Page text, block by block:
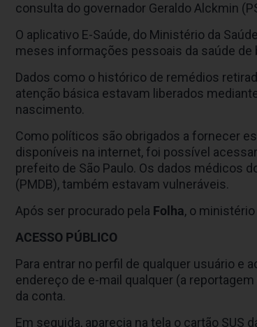
consulta do governador Geraldo Alckmin
O aplicativo E-Saúde, do Ministério da
meses informações pessoais da saúde de
Dados como o histórico de remédios
atenção básica estavam liberados
nascimento.
Como políticos são obrigados a fornecer
disponíveis na internet, foi possível
prefeito de São Paulo. Os dados médicos
(PMDB), também estavam vulneráveis.
Após ser procurado pela Folha, o
ACESSO PÚBLICO
Para entrar no perfil de qualquer usuário e
endereço de e-mail qualquer (a
da conta.
Em seguida, aparecia na tela o cartão